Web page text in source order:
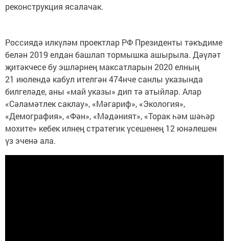
реконструкция ясалачак.
Россиядә илкүләм проектлар РФ Президенты тәкъдиме
белән 2019 елдан башлап тормышка ашырыла. Дәүләт
җитәкчесе бу эшләрнең максатларын 2020 елның
21 июлендә кабул ителгән 474нче санлы указында
билгеләде, аны «май указы» дип тә атыйлар. Алар
«Сәламәтлек саклау», «Мәгариф», «Экология»,
«Демография», «Фән», «Мәдәният», «Торак һәм шәһәр
мохите» кебек илнең стратегик үсешенең 12 юнәлешен
үз эченә ала.